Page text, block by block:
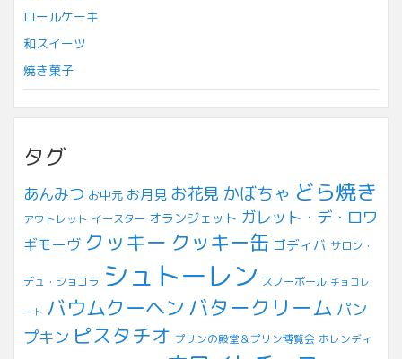
ロールケーキ
和スイーツ
焼き菓子
タグ
あんみつ お中元 お月見 お花見 かぼちゃ どら焼き
アウトレット イースター オランジェット ガレット・デ・ロワ
ギモーヴ クッキー クッキー缶 ゴディバ サロン・
デュ・ショコラ シュトーレン スノーボール チョコレ
ート バウムクーヘンバタークリーム パン
プキン ピスタチオ プリンの殿堂＆プリン博覧会 ホレンディ